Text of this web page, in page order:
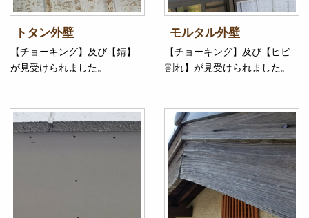
トタン外壁
【チョーキング】及び【錆】
が見受けられました。
モルタル外壁
【チョーキング】及び【ヒビ
割れ】が見受けられました。